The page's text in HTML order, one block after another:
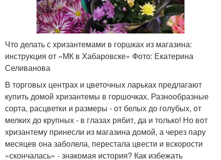
Что делать с хризантемами в горшках из магазина:
инструкция от «МК в Хабаровске» Фото: Екатерина
Селиванова
В торговых центрах и цветочных ларьках предлагают
купить домой хризантемы в горшочках. Разнообразные
сорта, расцветки и размеры - от белых до голубых, от
мелких до крупных - в глазах рябит, да и только! Но вот
хризантему принесли из магазина домой, а через пару
месяцев она заболела, перестала цвести и вскорости
«скончалась» - знакомая история? Как избежать